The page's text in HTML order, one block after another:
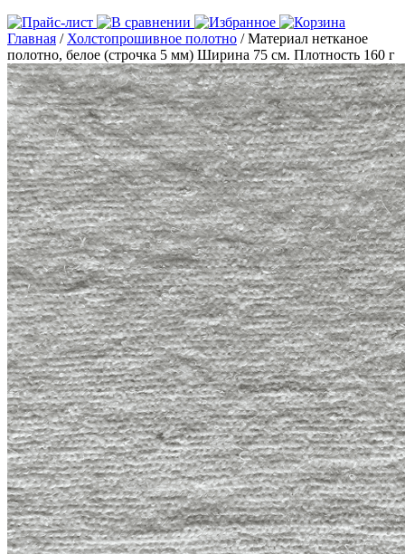
Главная / Холстопрошивное полотно / Материал нетканое
полотно, белое (строчка 5 мм) Ширина 75 см. Плотность 160 г